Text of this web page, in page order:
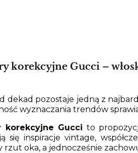
korekcyjne Gucci –
dekad pozostaje jedną z
wyznaczania trendów
korekcyjne Gucci to
się inspiracje vintage,
rzut oka, a jednocześnie